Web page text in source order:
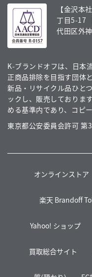
K-ブランドオフは、日本
正商品排除を目指す団体
新品・リサイクル品ひと
ックし、販売しておりま
める基準内であり、コピ
東京都公安委員会許可
【金沢本
丁目5-17
代田区外
オンラインストア
楽天 Brandoff
Yahoo! ショップ
買取総合サイト